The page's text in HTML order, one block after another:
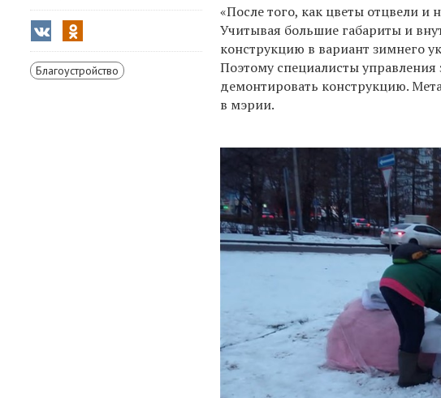
Благоустройство
«После того, как цветы отцвели и
Учитывая большие габариты и
конструкцию в вариант зимнего
Поэтому специалисты
демонтировать конструкцию.
в мэрии.